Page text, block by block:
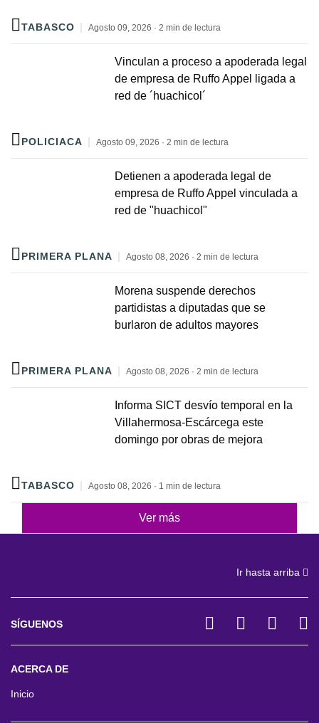
TABASCO Agosto 09, 2026 · 2 min de lectura
Vinculan a proceso a apoderada legal
de empresa de Ruffo Appel ligada a
red de ´huachicol´
POLICIACA Agosto 09, 2026 · 2 min de lectura
Detienen a apoderada legal de
empresa de Ruffo Appel vinculada a
red de "huachicol"
PRIMERA PLANA Agosto 08, 2026 · 2 min de lectura
Morena suspende derechos
partidistas a diputadas que se
burlaron de adultos mayores
PRIMERA PLANA Agosto 08, 2026 · 2 min de lectura
Informa SICT desvío temporal en la
Villahermosa-Escárcega este
domingo por obras de mejora
TABASCO Agosto 08, 2026 · 1 min de lectura
Ver más
Ir hasta arriba
SÍGUENOS
ACERCA DE
Inicio